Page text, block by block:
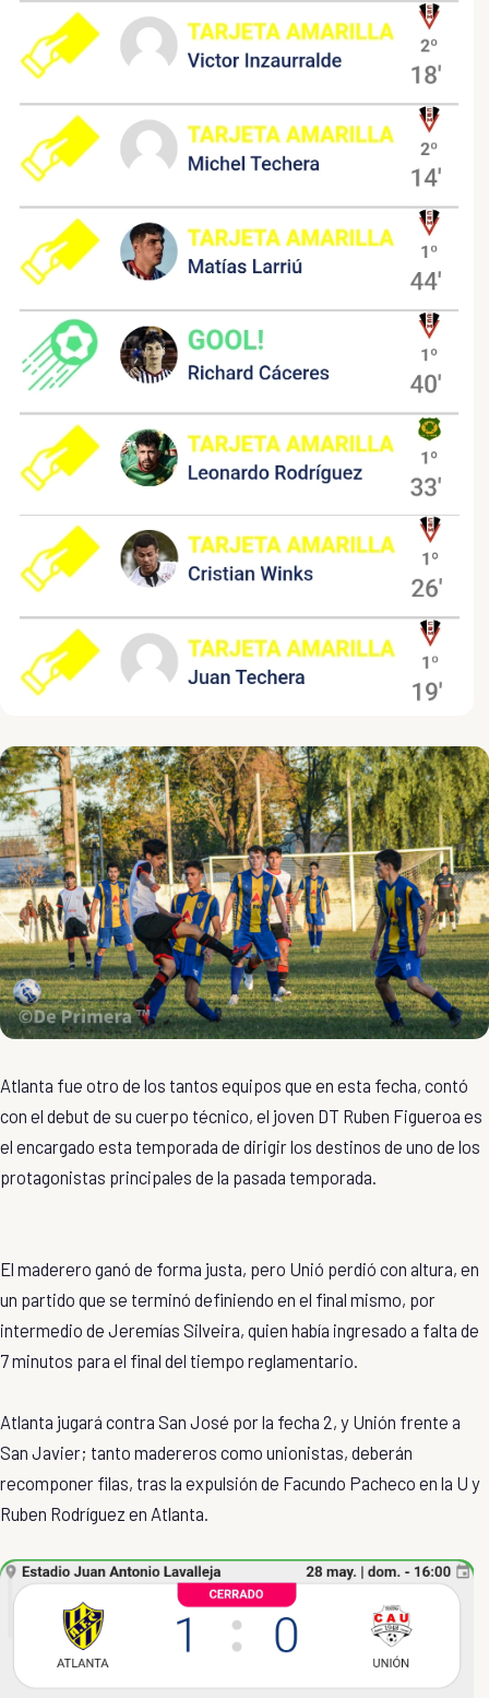
Atlanta fue otro de los tantos equipos que en esta fecha, contó
con el debut de su cuerpo técnico, el joven DT Ruben Figueroa es
el encargado esta temporada de dirigir los destinos de uno de los
protagonistas principales de la pasada temporada.
El maderero ganó de forma justa, pero Unió perdió con altura, en
un partido que se terminó definiendo en el final mismo, por
intermedio de Jeremías Silveira, quien había ingresado a falta de
7 minutos para el final del tiempo reglamentario.
Atlanta jugará contra San José por la fecha 2, y Unión frente a
San Javier; tanto madereros como unionistas, deberán
recomponer filas, tras la expulsión de Facundo Pacheco en la U y
Ruben Rodríguez en Atlanta.